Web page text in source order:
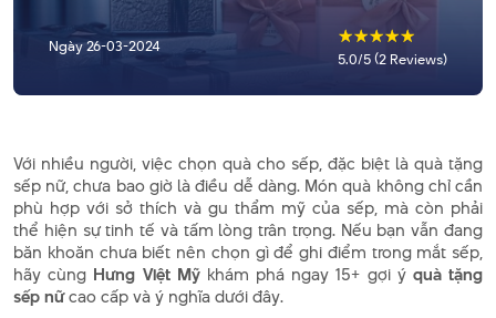
Ngày26-03-2024 ☆
☆
☆
☆
☆
5.0/5 (2 Reviews)
Với nhiều người, việc chọn quà cho sếp, đặc biệt là quà tặng
sếp nữ, chưa bao giờ là điều dễ dàng. Món quà không chỉ cần
phù hợp với sở thích và gu thẩm mỹ của sếp, mà còn phải
thể hiện sự tinh tế và tấm lòng trân trọng. Nếu bạn vẫn đang
băn khoăn chưa biết nên chọn gì để ghi điểm trong mắt sếp,
hãy cùng Hưng Việt Mỹkhám phá ngay 15+ gợi ý quà tặng
sếp nữcao cấp và ý nghĩa dưới đây.